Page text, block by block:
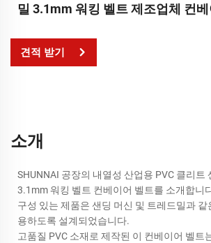
밀 3.1mm 워킹 벨트 제조업체 컨
견적 받기
소개
SHUNNAI 공장의 내열성 산업용 PVC 클리트
3.1mm 워킹 벨트 컨베이어 벨트를 소개합니
구성 있는 제품은 샌딩 머신 및 트레드밀과
용하도록 설계되었습니다.
고품질 PVC 소재로 제작된 이 컨베이어 벨트